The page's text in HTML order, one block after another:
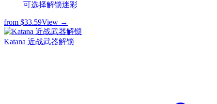
可选择解锁迷彩
from $33.59View →
Katana 近战武器解锁